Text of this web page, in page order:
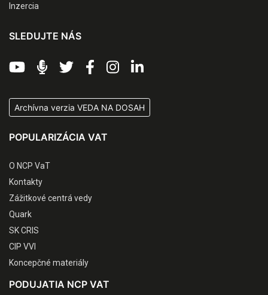
Inzercia
SLEDUJTE NÁS
Archívna verzia VEDA NA DOSAH
POPULARIZÁCIA VAT
O NCP VaT
Kontakty
Zážitkové centrá vedy
Quark
SK CRIS
CIP VVI
Koncepčné materiály
PODUJATIA NCP VAT